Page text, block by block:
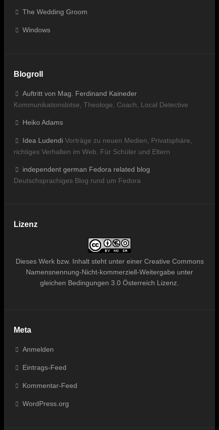
The Wedding Groom
Windows
Blogroll
Auftritt von Mag. Ferdinand Kaineder
Kommunikationslotse, Theologe, Coach, Local Detective
Heiko Adams
Idea Ludendi Vorträge zu neuen Medien, Privatsphäre,
richtiges Verhalten im Web. Für Schüler und Eltern
independent german Fedora related blog
Deutschsprachiges Blog rund um Fedora
Lizenz
Dieses Werk bzw. Inhaltsteht unter einer Creative Commons
Namensnennung-Nicht-kommerziell-Weitergabe unter
gleichen Bedingungen 3.0 Österreich Lizenz
Meta
Anmelden
Eintrags-Feed
Kommentar-Feed
WordPress.org